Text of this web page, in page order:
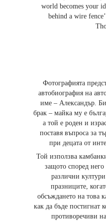
world becomes your
behind a wire
Фотографията
автобиография на
име – Александър.
брак – майка му е
а той е роден и
поставя въпроса за
при децата от
Той използва
защото според него
различни
празниците,
обсъждането на това
как да бъде постигнат
противоречиви